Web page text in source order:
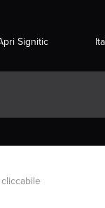
Signitic